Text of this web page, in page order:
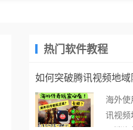
热门软件教程
如何突破腾讯视频地域
海外使
讯视频